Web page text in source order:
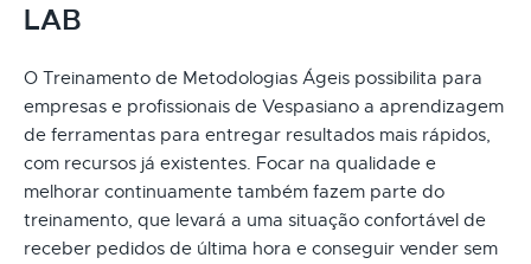
LAB
O Treinamento de Metodologias Ágeis possibilita para
empresas e profissionais de Vespasiano a aprendizagem
de ferramentas para entregar resultados mais rápidos,
com recursos já existentes. Focar na qualidade e
melhorar continuamente também fazem parte do
treinamento, que levará a uma situação confortável de
receber pedidos de última hora e conseguir vender sem